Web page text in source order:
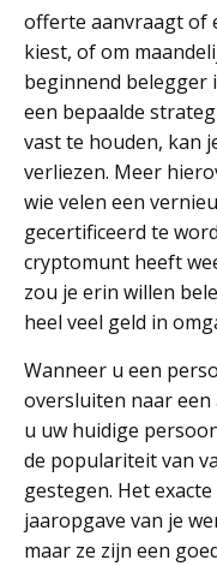
offerte aanvraagt of
kiest, of om
beginnend belegger
een bepaalde
vast te houden, kan
verliezen. Meer
wie velen een
gecertificeerd te
cryptomunt heeft
zou je erin willen
heel veel geld in
Wanneer u een
oversluiten naar
u uw huidige
de populariteit van
gestegen. Het
jaaropgave van je
maar ze zijn een